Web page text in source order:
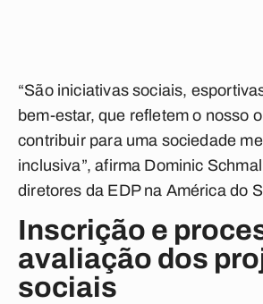
“São iniciativas sociais,
bem-estar, que refletem o nosso
contribuir para uma sociedade
inclusiva”, afirma Dominic
diretores da EDP na América do
Inscrição e
avaliação dos
sociais